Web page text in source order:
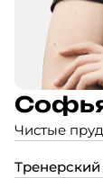
Чистые